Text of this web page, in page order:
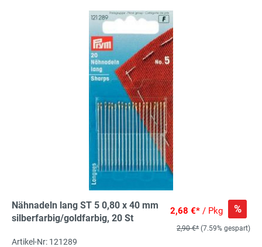
Nähnadeln lang ST 5 0,80 x 40 mm
silberfarbig/goldfarbig, 20 St
2,68 €* / Pkg %
2,90 €* (7.59% gespart)
Artikel-Nr: 121289